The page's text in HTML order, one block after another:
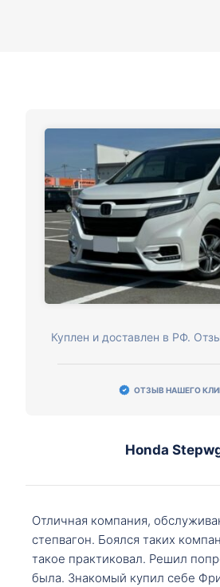
Куплен и доставлен в РФ.
ОТЗЫВ НАШЕГО
Honda
Отличная компания,
степвагон. Боялся таких
такое практиковал. Решил
была. Знакомый купил себе